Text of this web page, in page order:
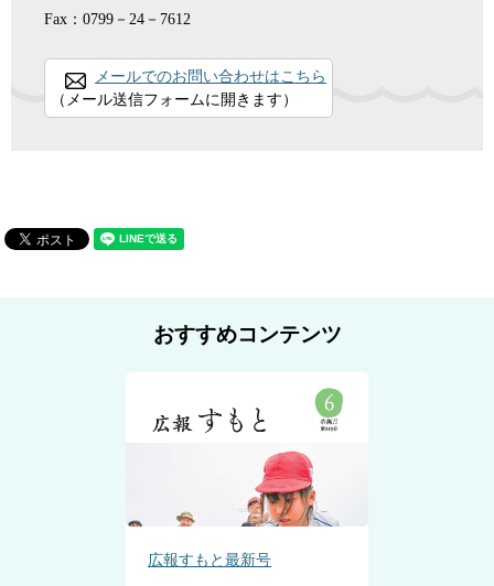
Fax：0799－24－7612
メールでのお問い合わせはこちら
（メール送信フォームに開きます）
おすすめコンテンツ
広報すもと最新号